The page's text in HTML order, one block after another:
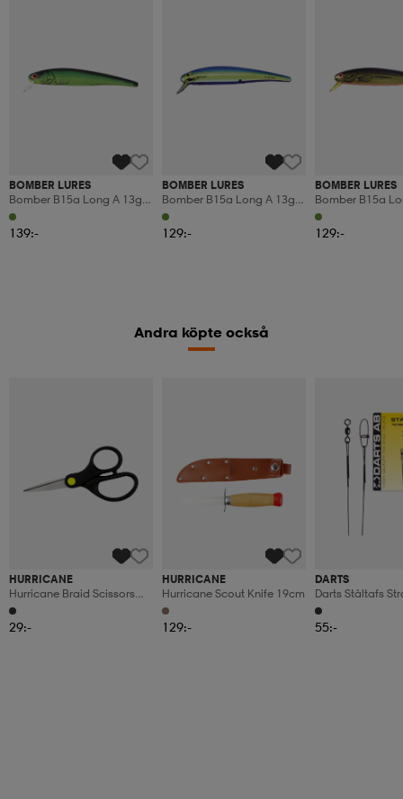
BOMBER LURES
Bomber B15a Long A 13g
12cm - Xm7
139:-
BOMBER LURES
Bomber B15a Long A 13g
12cm - Wigg28
129:-
BOMBER LURES
Bomber B15a
12cm - Xmko
129:-
Andra köpte också
HURRICANE
Hurricane Braid Scissors
13cm
29:-
HURRICANE
Hurricane Scout Knife 19cm
129:-
DARTS
Darts Ståltafs
15cm
55:-